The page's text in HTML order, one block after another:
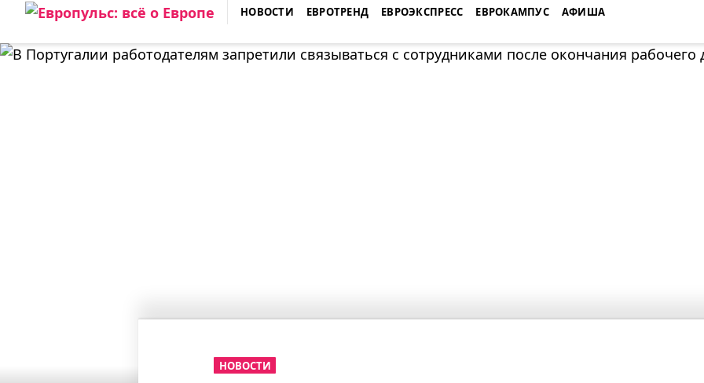
Skip
content
ЕВРОПУЛЬС: ВСЁ О ЕВРОПЕ
НОВОСТИ ЕВРОТРЕНД ЕВРОЭКСПРЕСС ЕВРОКАМПУС АФИША
НОВОСТИ